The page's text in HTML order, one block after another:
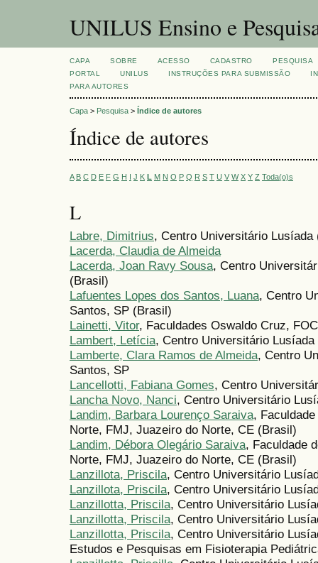
UNILUS Ensino e
CAPA SOBRE ACESSO CADASTRO
PESQUISA
PORTAL
UNILUS INSTRUÇÕES PARA SUBMISSÃO
PARA AUTORES
Capa > Pesquisa > Índice de autores
Índice de autores
A B C D E F G H I J K L M N O P Q R S T U V W X Y Z Toda(o)s
L
Labre, Dimitrius, Centro Universitário Lusíada
Lacerda, Claudia de Almeida
Lacerda, Joan Ravy Sousa, Centro
(Brasil)
Lafuentes Lopes dos Santos, Luana, Centro
Santos, SP (Brasil)
Lainetti, Vitor, Faculdades Oswaldo Cruz,
Lambert, Letícia, Centro Universitário
Lamberte, Clara Ramos de Almeida, Centro
Santos, SP
Lancellotti, Fabiana Gomes, Centro
Lancha Novo, Nanci, Centro Universitário
Landim, Barbara Lourenço Saraiva,
Norte, FMJ, Juazeiro do Norte, CE (Brasil)
Landim, Débora Olegário Saraiva, Faculdade
Norte, FMJ, Juazeiro do Norte, CE (Brasil)
Lanzillota, Priscila, Centro Universitário
Lanzillota, Priscila, Centro Universitário
Lanzillotta, Priscila, Centro Universitário
Lanzillotta, Priscila, Centro Universitário
Lanzillotta, Priscila, Centro Universitário
Estudos e Pesquisas em Fisioterapia